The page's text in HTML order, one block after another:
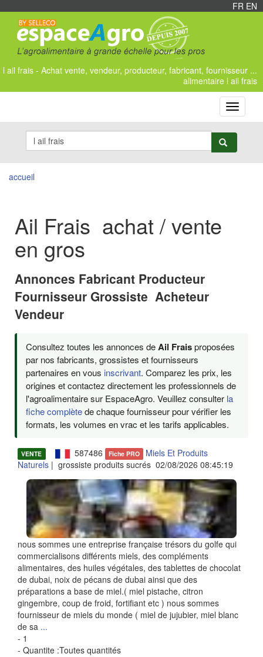
FR EN
l ail frais - Achat vente, vendeur, producteur, fabricant, fournisseur ...
alimentaire l ail frais
Toggle
accueil
Ail Frais achat / vente
en gros
Annonces Fabricant Producteur
Fournisseur Grossiste Acheteur
Vendeur
Consultez toutes les annonces deAil Fraisproposées
par nos fabricants, grossistes et fournisseurs
partenaires en vous inscrivant. Comparez les prix, les
origines et contactez directement les professionnels de
l'agroalimentaire sur EspaceAgro. Veuillez consulter la
fiche complètede chaque fournisseur pour vérifier les
formats, les volumes en vrac et les tarifs applicables.
VENTE 587486 Fiche PRO
Miels Et Produits
Naturels | grossiste produits sucrés 02/08/2026 08:45:19
nous sommes une entreprise française trésors du golfe qui
commercialisons différents miels, des compléments
alimentaires, des huiles végétales, des tablettes de chocolat
de dubai, noix de pécans de dubai ainsi que des
préparations a base de miel.( miel pistache, citron
gingembre, coup de froid, fortifiant etc ) nous sommes
fournisseur de miels du monde ( miel de jujubier, miel blanc
de sa ...
- 1
- Quantite :Toutes quantités